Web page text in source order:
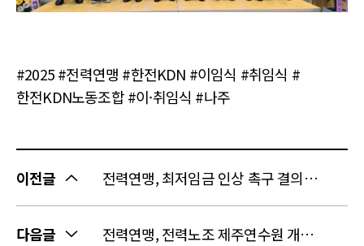
#2025 #전력연맹 #한전KDN #이임식 #취임식 #
한전KDN노동조합 #이·취임식 #나주
이전글 전력연맹, 최저임금 인상 촉구 결의대회 참석
다음글 전력연맹, 전력노조 제주연수원 개소식 참석